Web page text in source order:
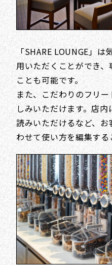
「SHARE LOUNGE」は
用いただくことができ
ことも可能です。
また、こだわりのフリ
しみいただけます。店
読みいただけるなど、
わせて使い方を編集す